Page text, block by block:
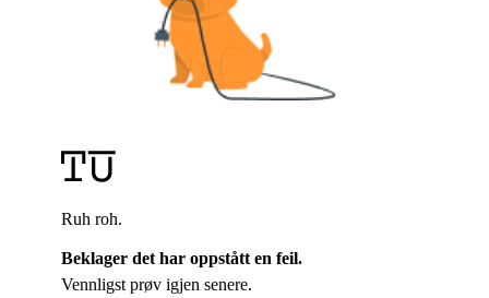
Ruh roh.
Beklager det har oppstått en feil.
Vennligst prøv igjen senere.